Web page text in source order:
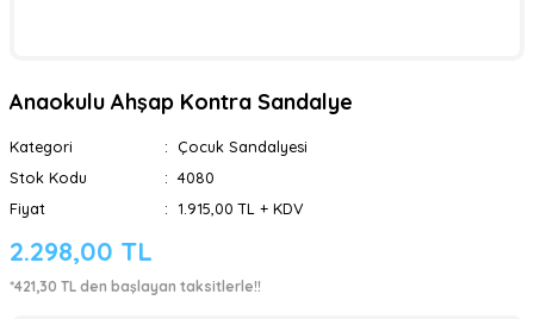
Anaokulu Ahşap Kontra Sandalye
Kategori
Çocuk Sandalyesi
Stok Kodu
4080
Fiyat
1.915,00 TL + KDV
2.298,00 TL
*421,30 TL den başlayan taksitlerle!!